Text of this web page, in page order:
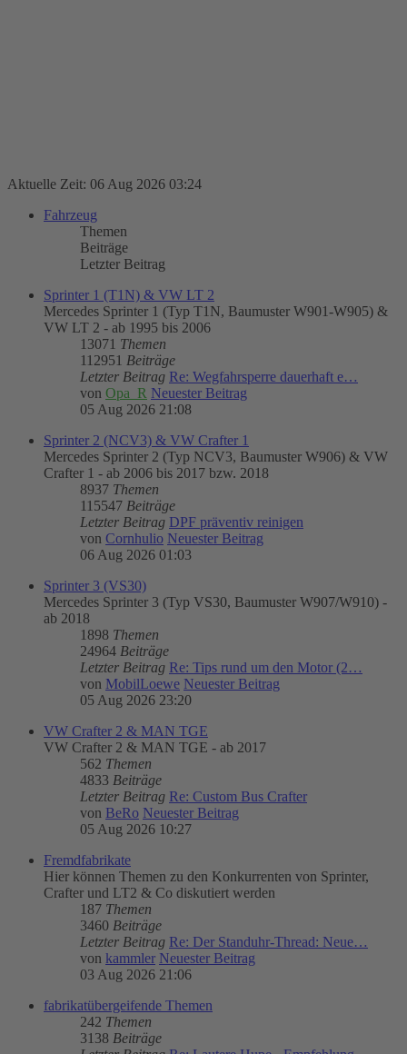
Aktuelle Zeit: 06 Aug 2026 03:24
Fahrzeug
Themen
Beiträge
Letzter Beitrag
Sprinter 1 (T1N) & VW LT 2
Mercedes Sprinter 1 (Typ T1N, Baumuster W901-W905) &
VW LT 2 - ab 1995 bis 2006
13071 Themen
112951 Beiträge
Letzter Beitrag Re: Wegfahrsperre dauerhaft e…
von Opa_R Neuester Beitrag
05 Aug 2026 21:08
Sprinter 2 (NCV3) & VW Crafter 1
Mercedes Sprinter 2 (Typ NCV3, Baumuster W906) & VW
Crafter 1 - ab 2006 bis 2017 bzw. 2018
8937 Themen
115547 Beiträge
Letzter Beitrag DPF präventiv reinigen
von Cornhulio Neuester Beitrag
06 Aug 2026 01:03
Sprinter 3 (VS30)
Mercedes Sprinter 3 (Typ VS30, Baumuster W907/W910) -
ab 2018
1898 Themen
24964 Beiträge
Letzter Beitrag Re: Tips rund um den Motor (2…
von MobilLoewe Neuester Beitrag
05 Aug 2026 23:20
VW Crafter 2 & MAN TGE
VW Crafter 2 & MAN TGE - ab 2017
562 Themen
4833 Beiträge
Letzter Beitrag Re: Custom Bus Crafter
von BeRo Neuester Beitrag
05 Aug 2026 10:27
Fremdfabrikate
Hier können Themen zu den Konkurrenten von Sprinter,
Crafter und LT2 & Co diskutiert werden
187 Themen
3460 Beiträge
Letzter Beitrag Re: Der Standuhr-Thread: Neue…
von kammler Neuester Beitrag
03 Aug 2026 21:06
fabrikatübergeifende Themen
242 Themen
3138 Beiträge